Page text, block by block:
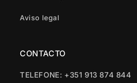
Aviso legal
CONTACTO
TELEFONE: +351 913 874 844